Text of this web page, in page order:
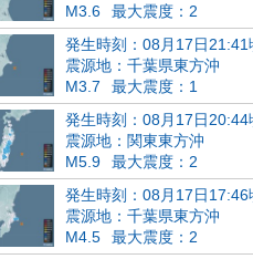
M3.6
最大震度：2
発生時刻：08月17日21:41
震源地：千葉県東方沖
M3.7
最大震度：1
発生時刻：08月17日20:44
震源地：関東東方沖
M5.9
最大震度：2
発生時刻：08月17日17:46
震源地：千葉県東方沖
M4.5
最大震度：2